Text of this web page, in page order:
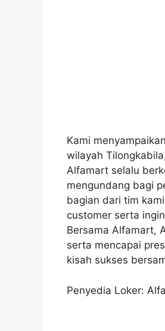
Kami
wilayah
Alfamart selalu
mengundang bagi
bagian dari tim
customer serta
Bersama Alfamart,
serta mencapai
kisah sukses
Penyedia Loker: